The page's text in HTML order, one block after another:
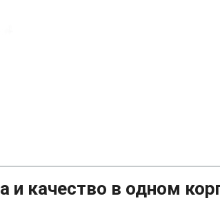
и качество в одном